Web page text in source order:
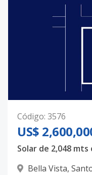
Código: 3576
US$
Solar de 2,048
Bella Vista,